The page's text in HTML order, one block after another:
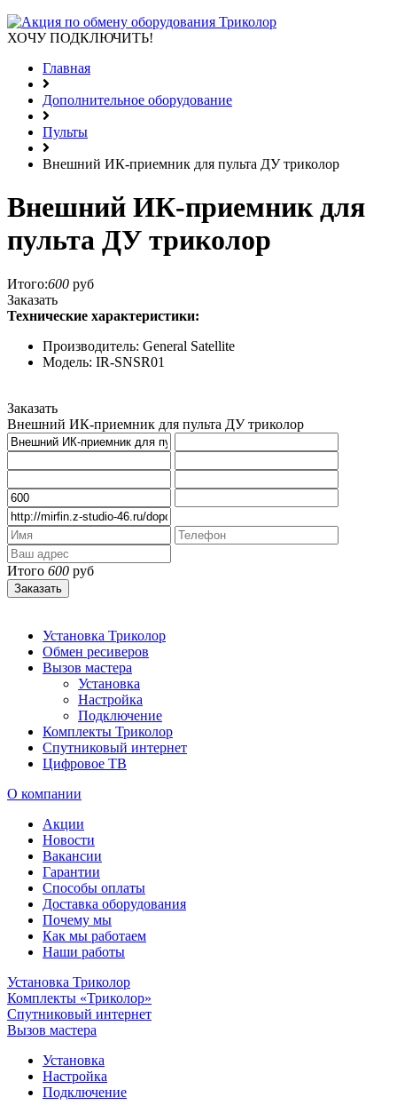
ХОЧУ ПОДКЛЮЧИТЬ!
Главная
Дополнительное оборудование
Пульты
Внешний ИК-приемник для пульта ДУ триколор
Внешний ИК-приемник для
пульта ДУ триколор
Итого:600 руб
Заказать
Технические характеристики:
Производитель: General Satellite
Модель: IR-SNSR01
Заказать
Внешний ИК-приемник для пульта ДУ триколор
Итого 600 руб
Заказать
Установка Триколор
Обмен ресиверов
Вызов мастера
Установка
Настройка
Подключение
Комплекты Триколор
Спутниковый интернет
Цифровое ТВ
О компании
Акции
Новости
Вакансии
Гарантии
Способы оплаты
Доставка оборудования
Почему мы
Как мы работаем
Наши работы
Установка Триколор
Комплекты «Триколор»
Спутниковый интернет
Вызов мастера
Установка
Настройка
Подключение